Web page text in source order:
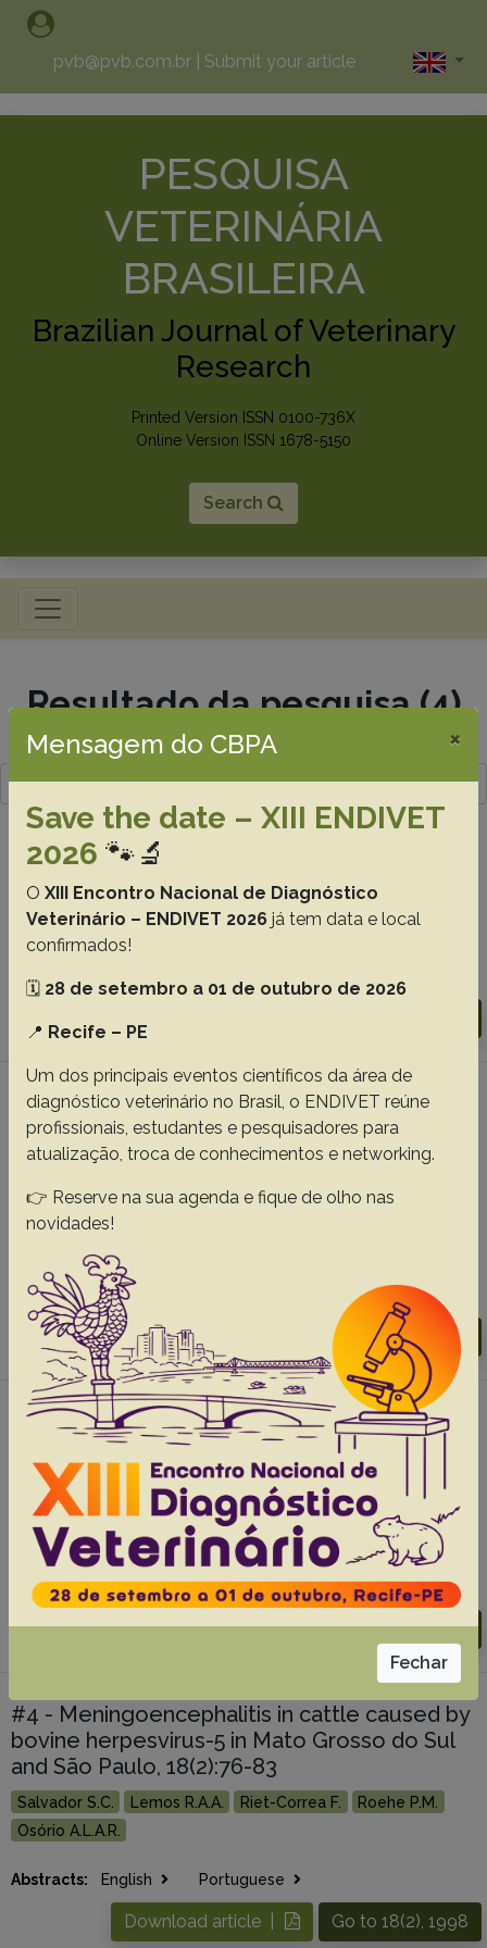
pvb@pvb.com.br Submit your article
PESQUISA
VETERINÁRIA
BRASILEIRA
Brazilian Journal of Veterinary
Research
Printed Version ISSN 0100-736X
Online Version ISSN 1678-5150
Search
Toggle navigation
Resultado da pesquisa (4)
Termo utilizado na pesquisa
Bovine herpesvirus-5
#1 - Meningoencephalitis by bovine
herpesvirus-5, p. 251-260
Rissi D.R. Rech R.R. Flores E.F.
Kommers G.D.
Barros C.S.L.
Abstracts:
#2 - Epidemiologia, sinais clínicos e
distribuição das lesões encefálicas em
bovinos afetados por meningoencefalite por
Rissi D.R. Oliveira F.N.
Abstracts: English
Go to 26(2), 2006
Download article |
#3 - Meningoencefalite e
polioencefalomalacia causadas por
Herpesvírus bovino-5 no Estado do Pará
Riet-Correa G. Duarte M.D. Barbosa J.D.
Oliveira C.M.C.
Cerqueira V.D.
Brito M.F. Riet-Correa F.
Abstracts: English Portuguese
Go to 26(1), 2006
Download article |
#4 - Meningoencephalitis in cattle caused by
bovine herpesvirus-5 in Mato Grosso do Sul
and São Paulo, 18(2):76-83
Salvador S.C. Lemos R.A.A. Riet-Correa F.
Roehe P.M.
Osório A.L.A.R.
Abstracts: English Portuguese
Go to 18(2), 1998
Download article |
Mensagem do CBPA ×
Save the date – XIII ENDIVET
2026 🐾🔬
O XIII Encontro Nacional de Diagnóstico
Veterinário – ENDIVET 2026 já tem data e local
confirmados!
🗓️ 28 de setembro a 01 de outubro de 2026
📍 Recife – PE
Um dos principais eventos científicos da área de
diagnóstico veterinário no Brasil, o ENDIVET reúne
profissionais, estudantes e pesquisadores para
atualização, troca de conhecimentos e networking.
👉 Reserve na sua agenda e fique de olho nas
novidades!
Fechar